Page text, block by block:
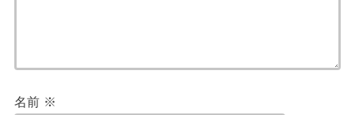
名前 ※